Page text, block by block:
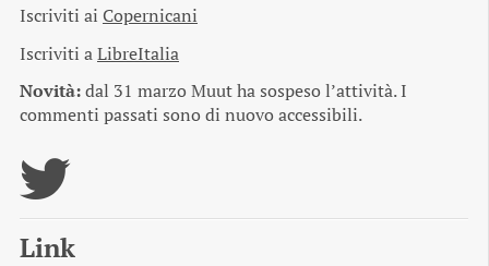
Iscriviti ai Copernicani
Iscriviti aLibreItalia
Novità:dal 31 marzo Muut ha sospeso l’attività. I
commenti passati sono di nuovo accessibili.
Link